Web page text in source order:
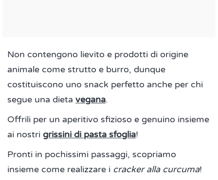
Non contengono lievito e prodotti di origine
animale come strutto e burro, dunque
costituiscono uno snack perfetto anche per chi
segue una dieta vegana.
Offrili per un aperitivo sfizioso e genuino insieme
ai nostri grissini di pasta sfoglia!
Pronti in pochissimi passaggi, scopriamo
insieme come realizzare i cracker alla curcuma!